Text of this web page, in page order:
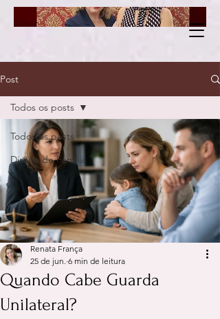
Post
Todos os posts
Direito de Família
Todos os posts
Quando Cabe Guarda
Unilateral?
Renata França
25 de jun. 6 min de leitura